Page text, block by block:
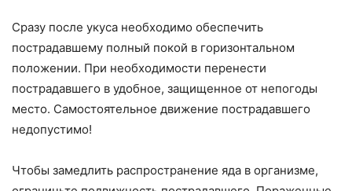
Сразу после укуса необходимо обеспечить
пострадавшему полный покой в горизонтальном
положении. При необходимости перенести
пострадавшего в удобное, защищенное от непогоды
место. Самостоятельное движение пострадавшего
недопустимо!
Чтобы замедлить распространение яда в организме,